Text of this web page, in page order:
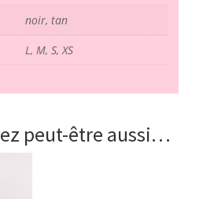
noir, tan
L, M, S, XS
peut-être aussi…